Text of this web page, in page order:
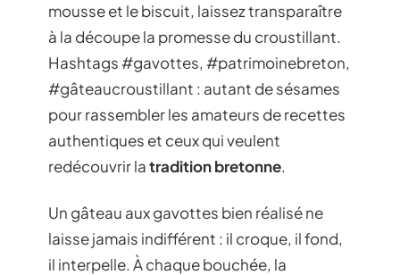
mousse et le biscuit, laissez transparaître
à la découpe la promesse du croustillant.
Hashtags #gavottes, #patrimoinebreton,
#gâteaucroustillant : autant de sésames
pour rassembler les amateurs de recettes
authentiques et ceux qui veulent
redécouvrir latradition bretonne.
Un gâteau aux gavottes bien réalisé ne
laisse jamais indifférent : il croque, il fond,
il interpelle. À chaque bouchée, la